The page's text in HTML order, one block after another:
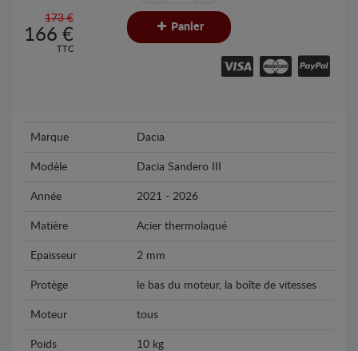
173 €
166 €
TTC
Panier
Marque Dacia
Modèle Dacia Sandero III
Année 2021 - 2026
Matière Acier thermolaqué
Epaisseur 2 mm
Protège le bas du moteur, la boîte de vitesses
Moteur tous
Poids 10 kg